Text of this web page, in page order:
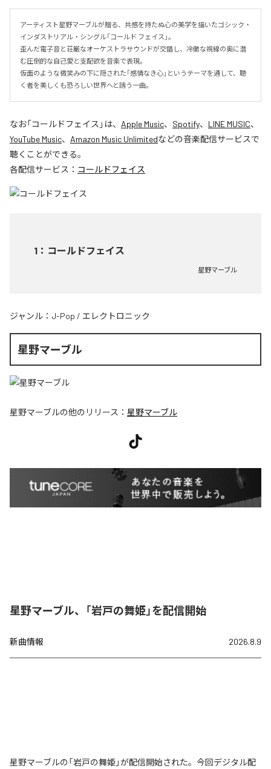
アーティスト星野マーブルが贈る、共感を持たぬ心の美学を描いたゴシック・
インダストリアル・シングル「コールド フェイス」。
歪んだ電子音と荘厳なオーケストラサウンドが交錯し、冷徹な視線の奥に潜
む圧倒的な自己愛と支配欲を音楽で表現。
仮面のような微笑みの下に隠された「感情なき心」というテーマを通して、聴
く者を美しくも恐ろしい世界へと誘う一曲。
なお「コールドフェイス 」は、 Apple Music、 Spotify、 LINE MUSIC、
YouTube Music、 Amazon Music Unlimitedなどの音楽配信サービスで
聴くことができる。
各配信サービス： コールドフェイス
1 ： コールドフェイス
星野マーブル
ジャンル： J-Pop / エレクトロニック
星野マーブル
星野マーブルの他のリリース： 星野マーブル
星野マーブル、「岩戸の舞姫」を配信開始
新曲情報 2026.8.9
星野マーブルの「岩戸の舞姫」が配信開始された。今回デジタル配